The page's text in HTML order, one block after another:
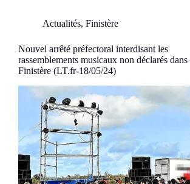
Actualités, Finistère
Nouvel arrêté préfectoral interdisant les
rassemblements musicaux non déclarés dans
Finistère (LT.fr-18/05/24)